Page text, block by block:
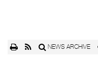
NEWS ARCHIVE